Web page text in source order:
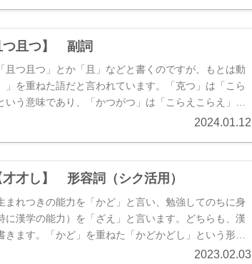
つ且つ】 副詞
且つ且つ」とか「且」などと書くのですが、もとは動
」を重ねた語だと言われています。「克つ」は「こら
いう意味であり、「かつがつ」は「こらえこらえ」と
す。たとえば、「ある困難」が眼前にある状況で、
に取り組む」という意味で、「何はともあれ」「何は
訳します。
2024.01.12
才し】 形容詞（シク活用）
まれつきの能力を「かど」と言い、勉強してのちに身
に漢学の能力）を「ざえ」と言います。どちらも、漢
きます。「かど」を重ねた「かどかどし」という形容
的な才能・才気」がある様子を示しています。2023.02.03